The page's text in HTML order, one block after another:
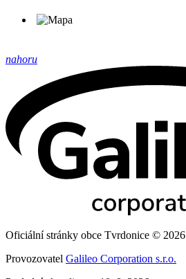
nahoru
Oficiální stránky obce Tvrdonice © 2026
Provozovatel Galileo Corporation s.r.o.